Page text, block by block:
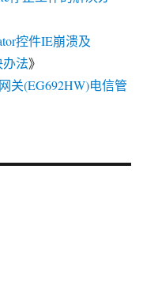
控件IE崩溃及
办法》
关(EG692HW)电信管